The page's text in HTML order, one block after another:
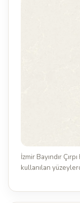
İzmir Bayındır
kullanılan